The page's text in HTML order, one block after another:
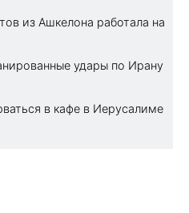
из Ашкелона работала на
удары по Ирану
в кафе в Иерусалиме